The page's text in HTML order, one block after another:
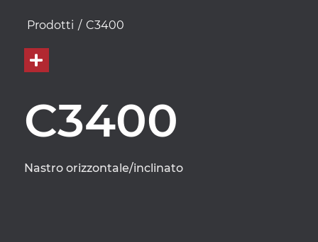
Prodotti / C3400
C3400
Nastro orizzontale/inclinato